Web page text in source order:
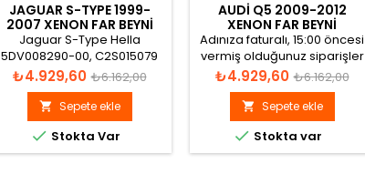
JAGUAR S-TYPE 1999-
2007 XENON FAR BEYNI
C2S015079
Jaguar S-Type Hella
5DV008290-00, C2S015079
Xenon Far Beyni
Fiyat
₺4.929,60 Normal
fiyat
₺6.162,00
 Sepete ekle
 Stokta Var
AUDI Q5 2009-2012
XENON FAR BEYNI
8K0941597E
Adınıza faturalı, 15:00 öncesi
vermiş olduğunuz siparişler
aynı gün gönderilir.
Fiyat
₺4.929,60 Normal
fiyat
₺6.162,00
 Sepete ekle
 Stokta var